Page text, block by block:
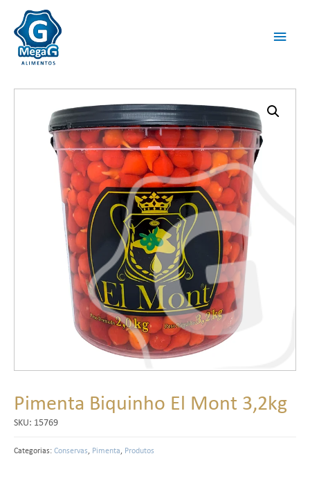
Pimenta Biquinho El Mont 3,2kg
SKU: 15769
Categorias:Conservas, Pimenta, Produtos